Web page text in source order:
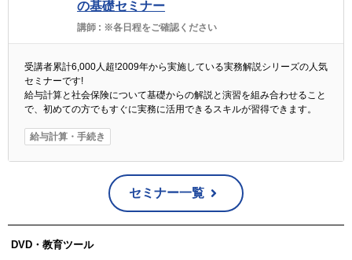
の基礎セミナー
講師 : ※各日程をご確認ください
受講者累計6,000人超!2009年から実施している実務解説シリーズの人気
セミナーです!
給与計算と社会保険について基礎からの解説と演習を組み合わせること
で、初めての方でもすぐに実務に活用できるスキルが習得できます。
給与計算・手続き
セミナー一覧
DVD・教育ツール